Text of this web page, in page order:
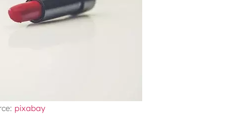
pixabay